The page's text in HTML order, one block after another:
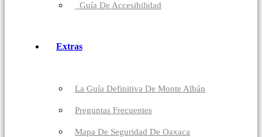
Guía De Accesibilidad
Extras
La Guía Definitiva De Monte Albán
Preguntas Frecuentes
Mapa De Seguridad De Oaxaca